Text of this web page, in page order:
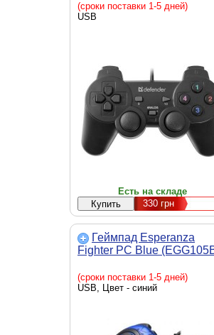
(сроки поставки 1-5 дней)
USB
Есть на складе
330грн
Геймпад Esperanza
Fighter PC Blue
(сроки поставки 1-5 дней)
USB, Цвет - синий